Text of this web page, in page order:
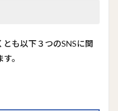
も以下３つのSNSに関
。